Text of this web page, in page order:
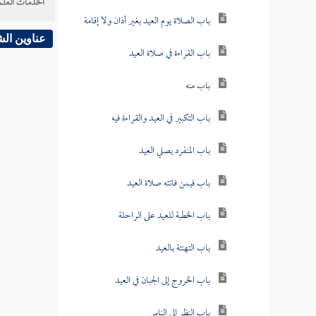
باب الصلاة يوم العيد بغير أذان ولا إقامة
باب القراءة في صلاة العيد
باب منه
باب التكبير في العيد والقراءة فيه
باب المنفرد يصلي العيد
باب فيمن فاتته صلاة العيد
باب الخطبة للعيد على الراحلة
باب التهنئة بالعيد
باب الخروج إلى الجبان في العيد
عناوين